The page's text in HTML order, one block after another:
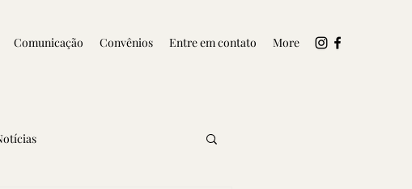
Comunicação Convênios Entre em contato More